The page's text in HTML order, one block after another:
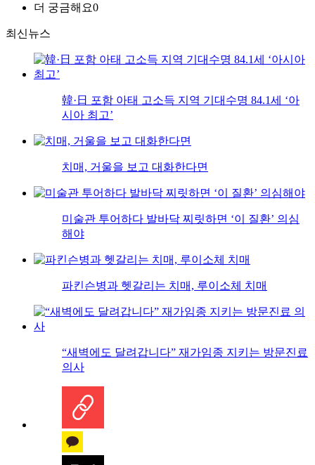
더 궁금해요0
최신뉴스
韓·日 포함 아태 고소득 지역 기대수명 84.1세 ‘아
시아 최고’
치매, 거울을 보고 대화한다면
미술관 투어하다 발바닥 찌릿하면 ‘이 질환’ 의심
해야
파킨슨병과 헷갈리는 치매, 루이소체 치매
“새벽에도 달려갑니다” 재가임종 지키는 방문진료
의사